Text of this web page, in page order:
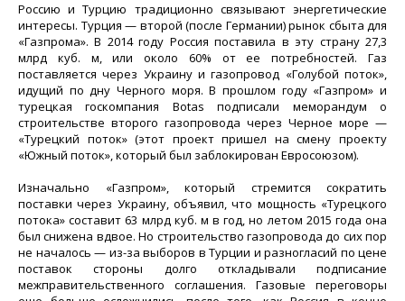
Россию и Турцию традиционно связывают энергетические
интересы. Турция — второй (после Германии) рынок сбыта для
«Газпрома». В 2014 году Россия поставила в эту страну 27,3
млрд куб. м, или около 60% от ее потребностей. Газ
поставляется через Украину и газопровод «Голубой поток»,
идущий по дну Черного моря. В прошлом году «Газпром» и
турецкая госкомпания Botas подписали меморандум о
строительстве второго газопровода через Черное море —
«Турецкий поток» (этот проект пришел на смену проекту
«Южный поток», который был заблокирован Евросоюзом).
Изначально «Газпром», который стремится сократить
поставки через Украину, объявил, что мощность «Турецкого
потока» составит 63 млрд куб. м в год, но летом 2015 года она
был снижена вдвое. Но строительство газопровода до сих пор
не началось — из-за выборов в Турции и разногласий по цене
поставок стороны долго откладывали подписание
межправительственного соглашения. Газовые переговоры